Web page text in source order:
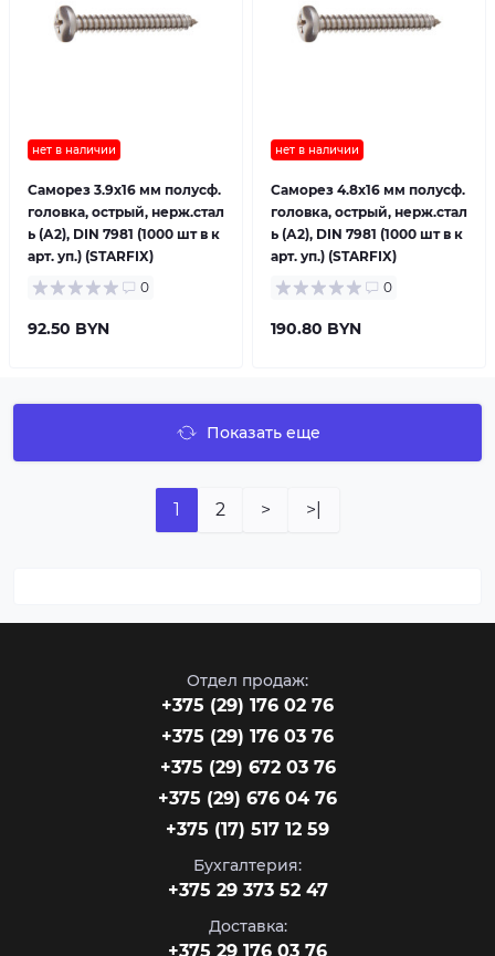
нет в наличии
Саморез 3.9х16 мм полусф.
головка, острый, нерж.стал
ь (А2), DIN 7981 (1000 шт в к
арт. уп.) (STARFIX)
0
92.50 BYN
нет в наличии
Саморез 4.8х16 мм полусф.
головка, острый, нерж.стал
ь (А2), DIN 7981 (1000 шт в к
арт. уп.) (STARFIX)
0
190.80 BYN
Показать еще
1 2 > >|
Отдел продаж:
‎+375 (29) 176 02 76
+375 (29) 176 03 76
+375 (29) 672 03 76
+375 (29) 676 04 76
+375 (17) 517 12 59
Бухгалтерия:
+375 29 373 52 47
Доставка:
+375 29 176 03 76